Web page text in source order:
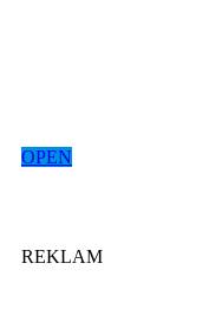
OPEN
REKLAM